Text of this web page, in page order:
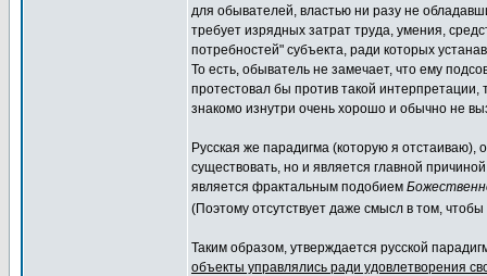
для обывателей, властью ни разу не
требует изрядных затрат труда, умения,
потребностей" субъекта, ради которых
То есть, обыватель не замечает, что ему
протестовал бы против такой
знакомо изнутри очень хорошо и обычно не
Русская же парадигма (которую я
существовать, но и является главной
является фрактальным подобием
(Поэтому отсутствует даже смысл в том,
Таким образом, утверждается русской
объекты управлялись ради удовлетворения